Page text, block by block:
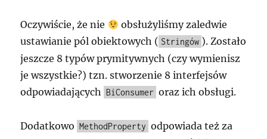
Oczywiście, że nie
obsłużyliśmy zaledwie
ustawianie pól obiektowych ( Stringów ). Zostało
jeszcze 8 typów prymitywnych (czy wymienisz
je wszystkie?) tzn. stworzenie 8 interfejsów
odpowiadających BiConsumer oraz ich obsługi.
Dodatkowo MethodProperty odpowiada też za